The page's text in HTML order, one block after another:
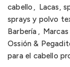
cabello , Lacas,
sprays y polvo
Barbería ,
Ossión &
para el cabello